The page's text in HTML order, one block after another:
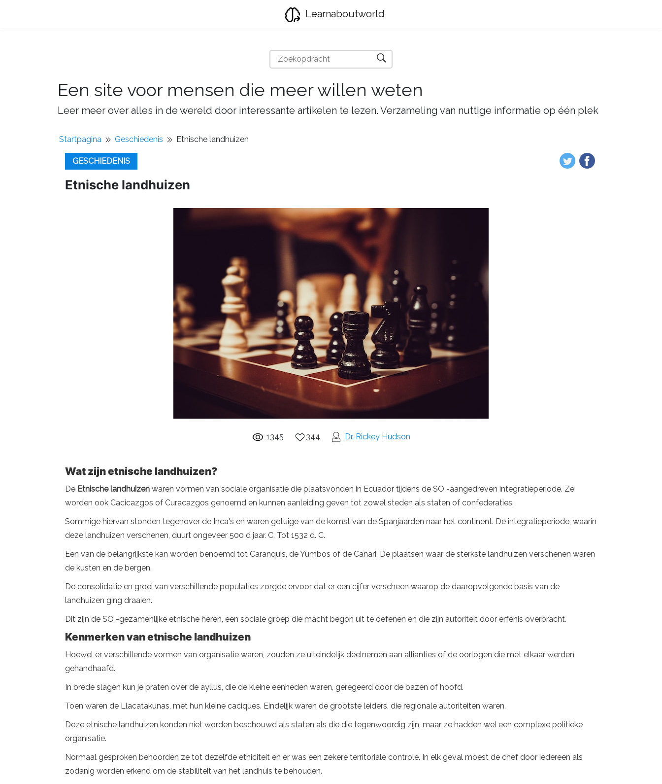
Learnaboutworld
Een site voor mensen die meer willen weten
Leer meer over alles in de wereld door interessante artikelen te lezen. Verzameling van nuttige informatie op één plek
Startpagina Geschiedenis Etnische landhuizen
GESCHIEDENIS
Etnische landhuizen
1345 344 Dr. Rickey Hudson
Wat zijn etnische landhuizen?
De Etnische landhuizen waren vormen van sociale organisatie die plaatsvonden in Ecuador tijdens de SO -aangedreven integratieperiode. Ze
worden ook Cacicazgos of Curacazgos genoemd en kunnen aanleiding geven tot zowel steden als staten of confederaties.
Sommige hiervan stonden tegenover de Inca's en waren getuige van de komst van de Spanjaarden naar het continent. De integratieperiode, waarin
deze landhuizen verschenen, duurt ongeveer 500 d jaar. C. Tot 1532 d. C.
Een van de belangrijkste kan worden benoemd tot Caranquis, de Yumbos of de Cañari. De plaatsen waar de sterkste landhuizen verschenen waren
de kusten en de bergen.
De consolidatie en groei van verschillende populaties zorgde ervoor dat er een cijfer verscheen waarop de daaropvolgende basis van de
landhuizen ging draaien.
Dit zijn de SO -gezamenlijke etnische heren, een sociale groep die macht begon uit te oefenen en die zijn autoriteit door erfenis overbracht.
Kenmerken van etnische landhuizen
Hoewel er verschillende vormen van organisatie waren, zouden ze uiteindelijk deelnemen aan allianties of de oorlogen die met elkaar werden
gehandhaafd.
In brede slagen kun je praten over de ayllus, die de kleine eenheden waren, geregeerd door de bazen of hoofd.
Toen waren de Llacatakunas, met hun kleine caciques. Eindelijk waren de grootste leiders, die regionale autoriteiten waren.
Deze etnische landhuizen konden niet worden beschouwd als staten als die die tegenwoordig zijn, maar ze hadden wel een complexe politieke
organisatie.
Normaal gesproken behoorden ze tot dezelfde etniciteit en er was een zekere territoriale controle. In elk geval moest de chef door iedereen als
zodanig worden erkend om de stabiliteit van het landhuis te behouden.